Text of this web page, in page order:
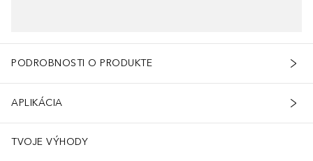
PODROBNOSTI O PRODUKTE
APLIKÁCIA
TVOJE VÝHODY